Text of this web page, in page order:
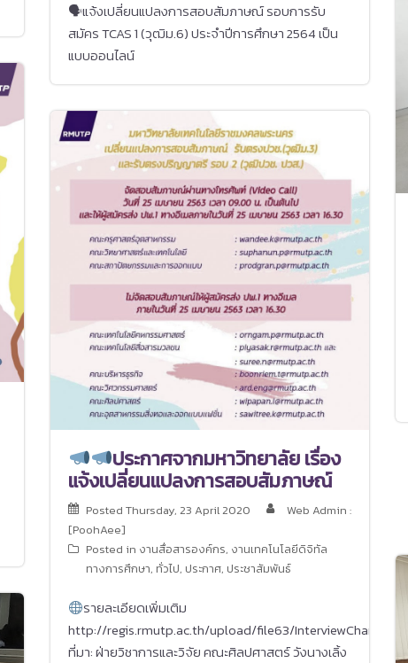
🗣แจ้งเปลี่ยนแปลงการสอบสัมภาษณ์ รอบการรับ
สมัคร TCAS 1 (วุฒิม.6) ประจำปีการศึกษา 2564 เป็น
แบบออนไลน์
ประกาศจากมหาวิทยาลัย เรื่อง
แจ้งเปลี่ยนแปลงการสอบสัมภาษณ์
Posted Thursday, 23 April 2020
Web Admin :
[PoohAee]
Posted in งานสื่อสารองค์กร, งานเทคโนโลยีดิจิทัล
ทางการศึกษา, ทั่วไป, ประกาศ, ประชาสัมพันธ์
รายละเอียดเพิ่มเติม
http://regis.rmutp.ac.th/upload/file63/
ที่มา: ฝ่ายวิชาการและวิจัย คณะศิลปศาสตร์ วังนางเลิ้ง